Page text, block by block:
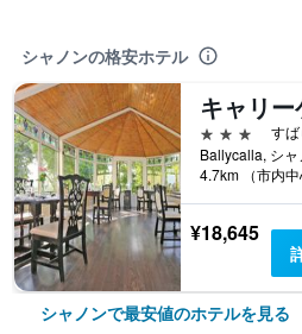
シャノンの格安ホテル
3つ星
す
4.7km （市内中
¥18,645
シャノンで最安値のホテルを見る